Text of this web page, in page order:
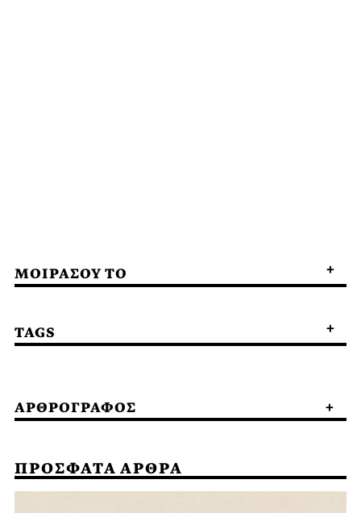
ΜΟΙΡΑΣΟΥ ΤΟ
TAGS
ΑΡΘΡΟΓΡΑΦΟΣ
ΠΡΟΣΦΑΤΑ ΑΡΘΡΑ